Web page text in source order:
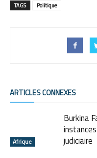
TAGS Politique
ARTICLES CONNEXES
Afrique
Burkina
judiciaire